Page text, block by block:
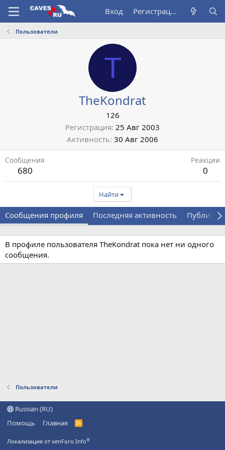
Вход Регистрация
Пользователи
T
TheKondrat
126
Регистрация 25 Авг 2003
Активность 30 Авг 2006
Сообщения
680
Реакции
0
Найти
Сообщения профиля Последняя активность
В профиле пользователя TheKondrat пока нет ни одного
сообщения.
Пользователи
Russian (RU)
Помощь
Главная
R
Локализация от xenForo.Info®